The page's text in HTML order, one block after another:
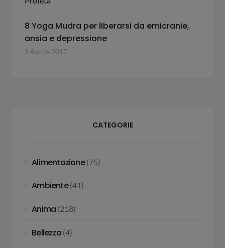
8 Yoga Mudra per liberarsi da emicranie,
ansia e depressione
3 Aprile 2017
CATEGORIE
Alimentazione(75)
Ambiente(41)
Anima (218)
Bellezza(4)